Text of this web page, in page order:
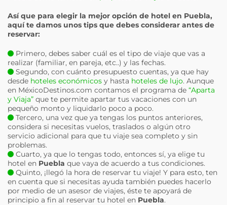
Así que para elegir la mejor opción de hotel en Puebla,
aquí te damos unos tips que debes considerar antes de
reservar:
Primero, debes saber cuál es el tipo de viaje que vas a
realizar (familiar, en pareja, etc..) y las fechas.
Segundo, con cuánto presupuesto cuentas, ya que hay
desde hoteles económicos y hasta hoteles de lujo. Aunque
en MéxicoDestinos.com contamos el programa de “Aparta
y Viaja” que te permite apartar tus vacaciones con un
pequeño monto y liquidarlo poco a poco.
Tercero, una vez que ya tengas los puntos anteriores,
considera si necesitas vuelos, traslados o algún otro
servicio adicional para que tu viaje sea completo y sin
problemas.
Cuarto, ya que lo tengas todo, entonces sí, ya elige tu
hotel en Puebla que vaya de acuerdo a tus condiciones.
Quinto, ¡llegó la hora de reservar tu viaje! Y para esto, ten
en cuenta que si necesitas ayuda también puedes hacerlo
por medio de un asesor de viajes, éste te apoyará de
principio a fin al reservar tu hotel en Puebla.